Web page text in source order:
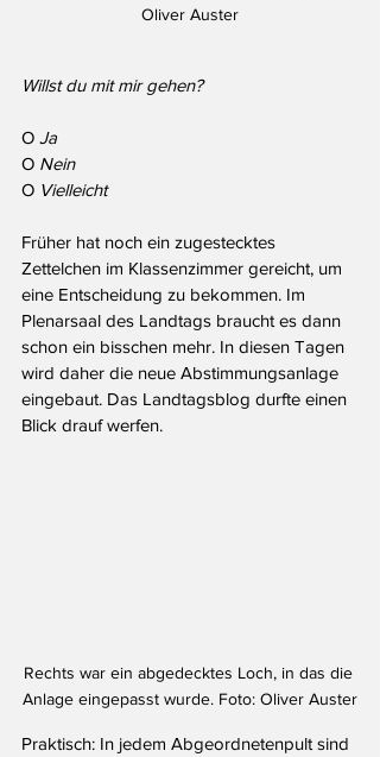
Oliver Auster
Willst du mit mir gehen?
O Ja
O Nein
O Vielleicht
Früher hat noch ein zugestecktes
Zettelchen im Klassenzimmer gereicht, um
eine Entscheidung zu bekommen. Im
Plenarsaal des Landtags braucht es dann
schon ein bisschen mehr. In diesen Tagen
wird daher die neue Abstimmungsanlage
eingebaut. Das Landtagsblog durfte einen
Blick drauf werfen.
Rechts war ein abgedecktes Loch, in das die
Anlage eingepasst wurde. Foto: Oliver Auster
Praktisch: In jedem Abgeordnetenpult sind